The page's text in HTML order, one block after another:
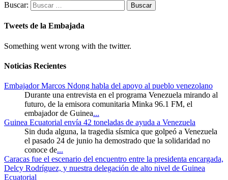
Buscar:
Tweets de la Embajada
Something went wrong with the twitter.
Noticias Recientes
Embajador Marcos Ndong habla del apoyo al pueblo venezolano
Durante una entrevista en el programa Venezuela mirando al
futuro, de la emisora comunitaria Minka 96.1 FM, el
embajador de Guinea...
Guinea Ecuatorial envía 42 toneladas de ayuda a Venezuela
Sin duda alguna, la tragedia sísmica que golpeó a Venezuela
el pasado 24 de junio ha demostrado que la solidaridad no
conoce de...
Caracas fue el escenario del encuentro entre la presidenta encargada,
Delcy Rodríguez, y nuestra delegación de alto nivel de Guinea
Ecuatorial